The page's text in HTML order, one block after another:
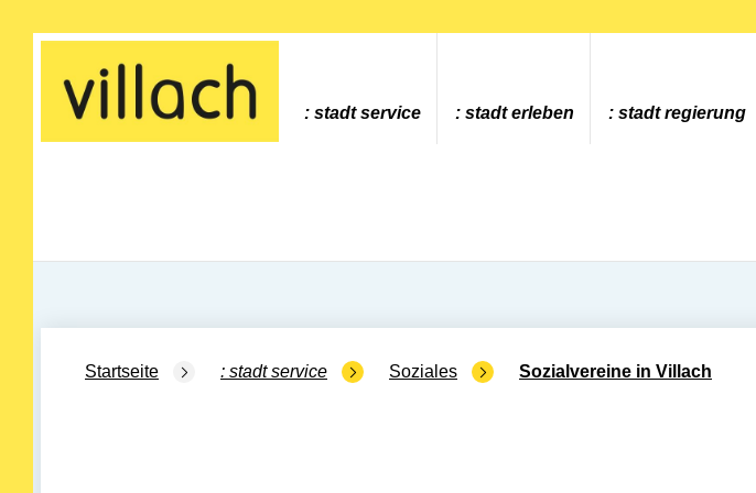
Gehe zur Startseite
stadt service stadt erleben stadt regierung
Startseite stadt service Soziales Sozialvereine in Villach